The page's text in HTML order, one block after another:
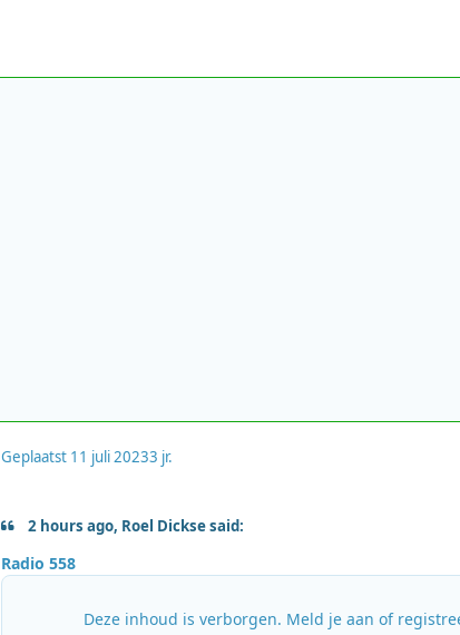
Geplaatst 11 juli 20233 jr.
2 hours ago, Roel Dickse said:
Radio 558
Deze inhoud is verborgen. Meld je aan of